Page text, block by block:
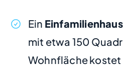
Ein
mit etwa 150
Wohnfläche